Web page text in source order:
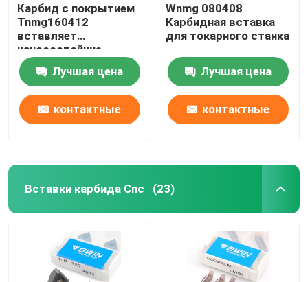
Карбид с покрытием
Tnmg160412
вставляет
износостойкие
вставки из карбида
токарного станка
металла
Лучшая цена
контактные
Wnmg 080408
Карбидная вставка
для токарного станка
Лучшая цена
контактные
Вставки карбида Cnc (23)